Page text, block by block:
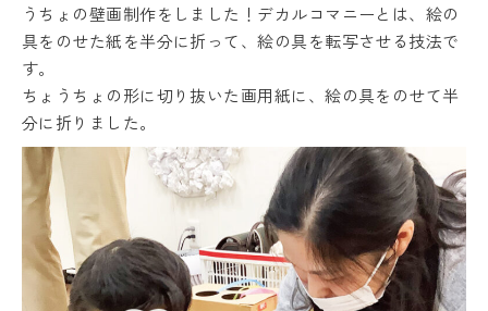
うちょの壁画制作をしました！デカルコマニーとは、絵の
具をのせた紙を半分に折って、絵の具を転写させる技法で
す。
ちょうちょの形に切り抜いた画用紙に、絵の具をのせて半
分に折りました。